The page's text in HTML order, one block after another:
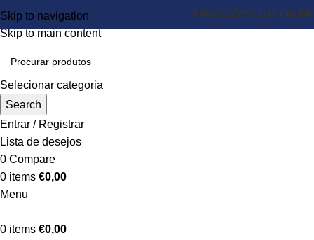
Skip to navigation
Skip to main content
PROMOÇÕES LOJA ONLINE
Selecionar categoria
Search
Entrar / Registrar
Lista de desejos
0 Compare
0 items €0,00
Menu
0 items €0,00